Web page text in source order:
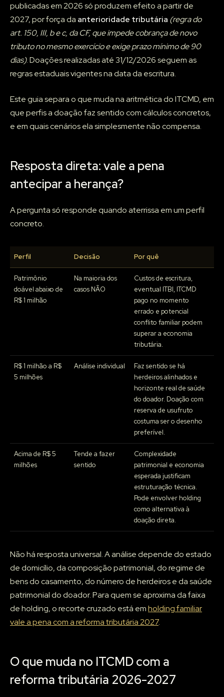
publicadas em 2026 só produzem efeito a partir de
2027, por força da anterioridade tributária (regra do
art. 150, III, b e c, da CF, que impede cobrança de novo
tributo no mesmo exercício e exige prazo mínimo de 90
dias). Doações realizadas até 31/12/2026 seguem as
regras estaduais vigentes na data da escritura.
Este guia separa o que muda na aritmética do ITCMD, em
que perfis a doação faz sentido com cálculos concretos,
e em quais cenários ela simplesmente não compensa.
Resposta direta: vale a pena
antecipar a herança?
A pergunta só responde quando aterrissa em um perfil
concreto.
Perfil Decisão Por quê
Patrimônio
doável abaixo de
R$ 1 milhão
Na maioria dos
casos NÃO
Custos de escritura,
eventual ITBI, ITCMD
pago no momento
errado e potencial
conflito familiar podem
superar a economia
tributária.
R$ 1 milhão a R$
5 milhões
Análise individual
Faz sentido se há
herdeiros alinhados e
horizonte real de saúde
do doador. Doação com
reserva de usufruto
costuma ser o desenho
preferível.
Acima de R$ 5
milhões
Tende a fazer
sentido
Complexidade
patrimonial e economia
esperada justificam
estruturação técnica.
Pode envolver holding
como alternativa à
doação direta.
Não há resposta universal. A análise depende do estado
de domicílio, da composição patrimonial, do regime de
bens do casamento, do número de herdeiros e da saúde
patrimonial do doador. Para quem se aproxima da faixa
de holding, o recorte cruzado está emholding familiar
vale a pena com a reforma tributária 2027.
O que muda no ITCMD com a
reforma tributária 2026-2027